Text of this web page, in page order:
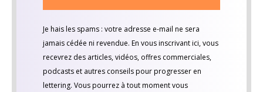
Je hais les spams : votre adresse e-mail ne sera
jamais cédée ni revendue. En vous inscrivant ici, vous
recevrez des articles, vidéos, offres commerciales,
podcasts et autres conseils pour progresser en
lettering. Vous pourrez à tout moment vous